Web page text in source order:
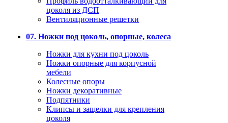
цоколя из ДСП
Вентиляционные решетки
07. Ножки под цоколь, опорные, колеса
Ножки для кухни под цоколь
Ножки опорные для корпусной
мебели
Колесные опоры
Ножки декоративные
Подпятники
Клипсы и защелки для крепления
цоколя